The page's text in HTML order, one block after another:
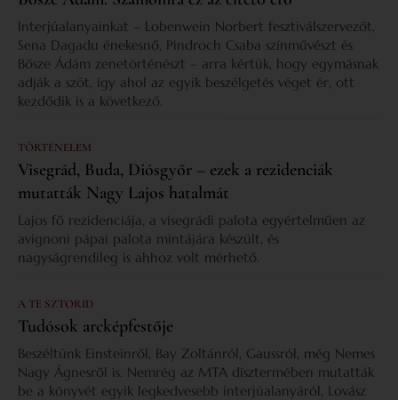
Interjúalanyainkat – Lobenwein Norbert fesztiválszervezőt,
Sena Dagadu énekesnő, Pindroch Csaba színművészt és
Bősze Ádám zenetörténészt – arra kértük, hogy egymásnak
adják a szót, így ahol az egyik beszélgetés véget ér, ott
kezdődik is a következő.
TÖRTÉNELEM
Visegrád, Buda, Diósgyőr – ezek a rezidenciák
mutatták Nagy Lajos hatalmát
Lajos fő rezidenciája, a visegrádi palota egyértelműen az
avignoni pápai palota mintájára készült, és
nagyságrendileg is ahhoz volt mérhető.
A TE SZTORID
Tudósok arcképfestője
Beszéltünk Einsteinről, Bay Zoltánról, Gaussról, még Nemes
Nagy Ágnesről is. Nemrég az MTA dísztermében mutatták
be a könyvét egyik legkedvesebb interjúalanyáról, Lovász